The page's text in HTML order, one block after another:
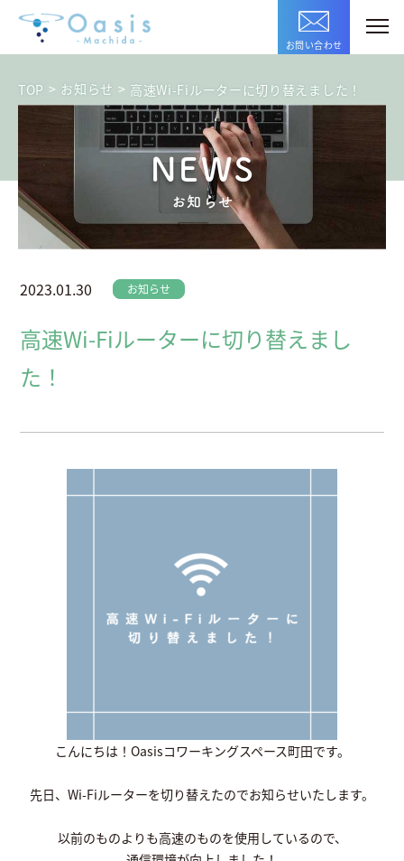
お問い合わせ
TOP > お知らせ > 高速Wi-Fiルーターに切り替えました！
NEWS
お知らせ
2023.01.30 お知らせ
高速Wi-Fiルーターに切り替えまし
た！
こんにちは！Oasisコワーキングスペース町田です。
先日、Wi-Fiルーターを切り替えたのでお知らせいたします。
以前のものよりも高速のものを使用しているので、